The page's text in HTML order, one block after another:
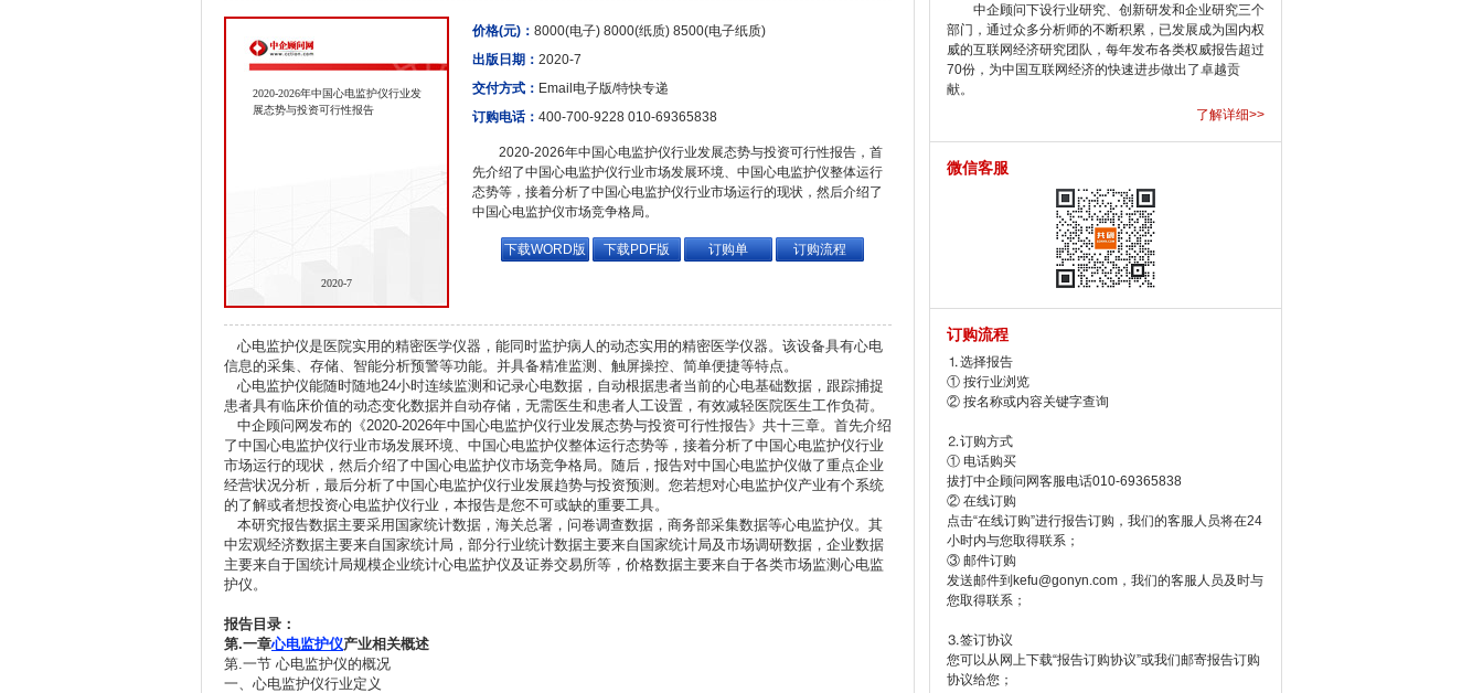
2020-2026年中国心电监护仪行业发
展态势与投资可行性报告
2020-7
价格(元)： 8000(电子) 8000(纸质) 8500(电子纸质)
出版日期： 2020-7
交付方式： Email电子版/特快专递
订购电话： 400-700-9228 010-69365838
2020-2026年中国心电监护仪行业发展态势与投资可行性报告，首
先介绍了中国心电监护仪行业市场发展环境、中国心电监护仪整体运行
态势等，接着分析了中国心电监护仪行业市场运行的现状，然后介绍了
中国心电监护仪市场竞争格局。
下载WORD版 下载PDF版 订购单 订购流程
心电监护仪是医院实用的精密医学仪器，能同时监护病人的动态实用的精密医学仪器。该设备具有心电
信息的采集、存储、智能分析预警等功能。并具备精准监测、触屏操控、简单便捷等特点。
心电监护仪能随时随地24小时连续监测和记录心电数据，自动根据患者当前的心电基础数据，跟踪捕捉
患者具有临床价值的动态变化数据并自动存储，无需医生和患者人工设置，有效减轻医院医生工作负荷。
中企顾问网发布的《2020-2026年中国心电监护仪行业发展态势与投资可行性报告》共十三章。首先介绍
了中国心电监护仪行业市场发展环境、中国心电监护仪整体运行态势等，接着分析了中国心电监护仪行业
市场运行的现状，然后介绍了中国心电监护仪市场竞争格局。随后，报告对中国心电监护仪做了重点企业
经营状况分析，最后分析了中国心电监护仪行业发展趋势与投资预测。您若想对心电监护仪产业有个系统
的了解或者想投资心电监护仪行业，本报告是您不可或缺的重要工具。
本研究报告数据主要采用国家统计数据，海关总署，问卷调查数据，商务部采集数据等心电监护仪。其
中宏观经济数据主要来自国家统计局，部分行业统计数据主要来自国家统计局及市场调研数据，企业数据
主要来自于国统计局规模企业统计心电监护仪及证券交易所等，价格数据主要来自于各类市场监测心电监
护仪。
报告目录：
第.一章心电监护仪产业相关概述
第.一节 心电监护仪的概况
一、心电监护仪行业定义
中企顾问下设行业研究、创新研发和企业研究三个
部门，通过众多分析师的不断积累，已发展成为国内权
威的互联网经济研究团队，每年发布各类权威报告超过
70份，为中国互联网经济的快速进步做出了卓越贡
献。
了解详细>>
微信客服
订购流程
⒈选择报告
① 按行业浏览
② 按名称或内容关键字查询
⒉订购方式
① 电话购买
拔打中企顾问网客服电话010-69365838
② 在线订购
点击“在线订购”进行报告订购，我们的客服人员将在24
小时内与您取得联系；
③ 邮件订购
发送邮件到kefu@gonyn.com，我们的客服人员及时与
您取得联系；
⒊签订协议
您可以从网上下载“报告订购协议”或我们邮寄报告订购
协议给您；